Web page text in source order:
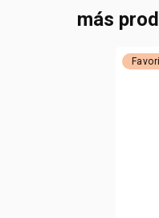
más